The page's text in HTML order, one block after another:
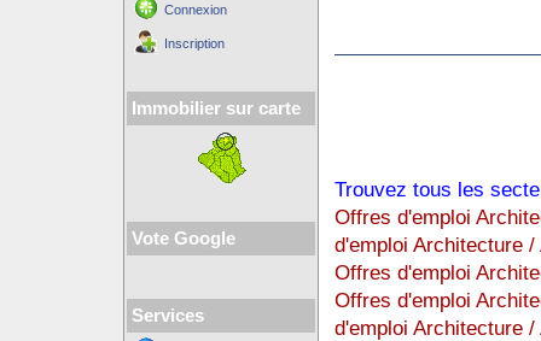
Connexion
Inscription
Immobilier sur carte
Vote Google
Services
Trouvez tous les
Offres d'emploi
d'emploi Architecture
Offres d'emploi
Offres d'emploi
d'emploi Architecture